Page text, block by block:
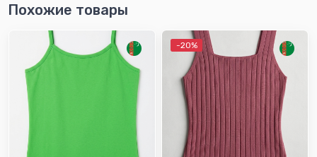
Похожие товары
-20%